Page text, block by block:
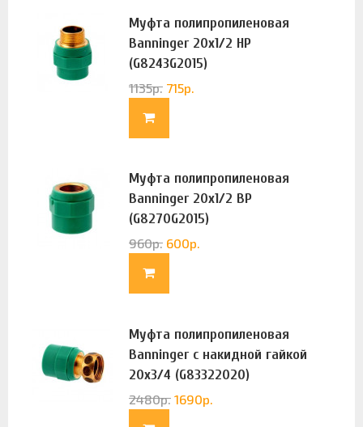
Муфта полипропиленовая
Banninger 20х1/2 НР
(G8243G2015)
1135р. 715р.
Муфта полипропиленовая
Banninger 20х1/2 ВР
(G8270G2015)
960р. 600р.
Муфта полипропиленовая
Banninger с накидной гайкой
20х3/4 (G83322020)
2480р. 1690р.